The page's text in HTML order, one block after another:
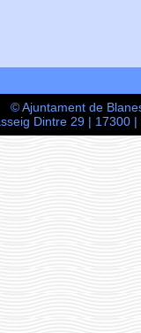
© Ajuntament de
Dintre 29 | 17300